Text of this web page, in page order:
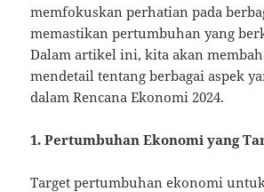
memfokuskan perhatian pada
memastikan pertumbuhan yang
Dalam artikel ini, kita akan
mendetail tentang berbagai aspek
dalam Rencana Ekonomi 2024.
1. Pertumbuhan Ekonomi yang
Target pertumbuhan ekonomi